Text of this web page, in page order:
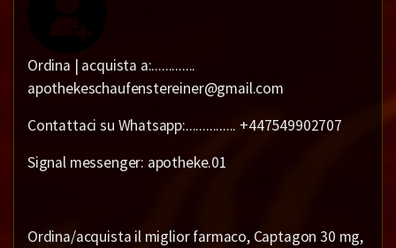
Ordina | acquista a:.............
apothekeschaufenstereiner@gmail.com
Contattaci su Whatsapp:............... +447549902707
Signal messenger: apotheke.01
Ordina/acquista il miglior farmaco, Captagon 30 mg,